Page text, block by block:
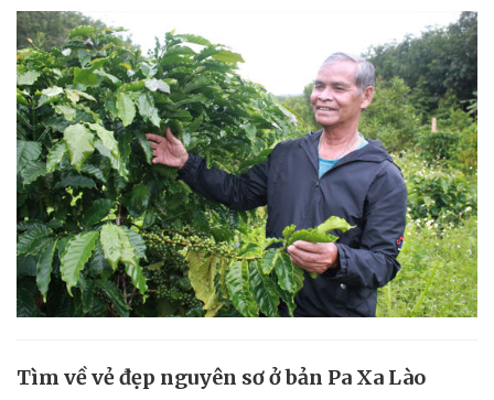
Tìm về vẻ đẹp nguyên sơ ở bản Pa Xa Lào